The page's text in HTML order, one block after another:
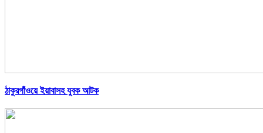
ঠাকুরগাঁওয়ে ইয়াবাসহ যুবক আটক